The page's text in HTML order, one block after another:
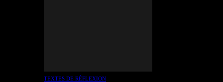
TEXTES DE RÉFLEXION